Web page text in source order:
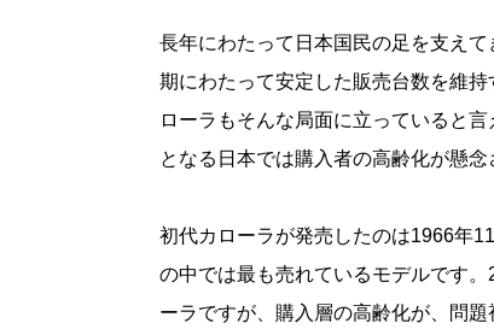
長年にわたって日本国民の足を支え
期にわたって安定した販売台数を維
ローラもそんな局面に立っていると
となる日本では購入者の高齢化が懸念
初代カローラが発売したのは1966年
の中では最も売れているモデルです
ーラですが、購入層の高齢化が、問